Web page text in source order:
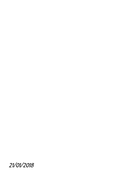
21/01/2018